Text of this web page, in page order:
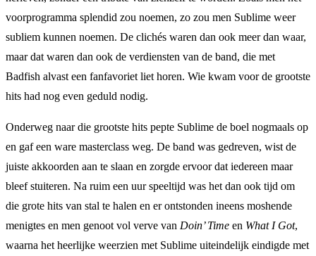
voorprogramma splendid zou noemen, zo zou men Sublime weer
subliem kunnen noemen. De clichés waren dan ook meer dan waar,
maar dat waren dan ook de verdiensten van de band, die met
Badfish alvast een fanfavoriet liet horen. Wie kwam voor de grootste
hits had nog even geduld nodig.
Onderweg naar die grootste hits pepte Sublime de boel nogmaals op
en gaf een ware masterclass weg. De band was gedreven, wist de
juiste akkoorden aan te slaan en zorgde ervoor dat iedereen maar
bleef stuiteren. Na ruim een uur speeltijd was het dan ook tijd om
die grote hits van stal te halen en er ontstonden ineens moshende
menigtes en men genoot vol verve van Doin’ Time en What I Got,
waarna het heerlijke weerzien met Sublime uiteindelijk eindigde met